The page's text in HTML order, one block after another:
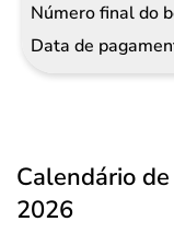
Calendário
2026